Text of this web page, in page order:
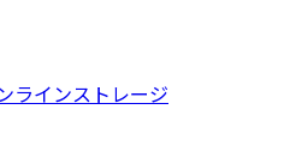
ラインストレージ